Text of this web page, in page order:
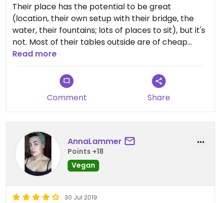
Their place has the potential to be great
(location, their own setup with their bridge, the
water, their fountains; lots of places to sit), but it's
not. Most of their tables outside are of cheap
plastic, we took a nicer looking one but it felt dirty
- like it hasn't been wiped in a while. Their vegan
options aren't on their regular menus (they have
two, one just for pizza, neither of them are listing
them). I was glad I'd looked at their website and
already knew what I wanted. (You can find them in
person, but they're hung as posters in two specific
places and not immediately visible.)
I had the Pizza al Pesto, it was okay. I had expected
better. The dough was very thin, their sausages so
soft, they were creamy. It wasn't bad food, but it
wasn't particularly good.
Read more
Comment Share
AnnaLammer
Points +18
Vegan
30 Jul 2019